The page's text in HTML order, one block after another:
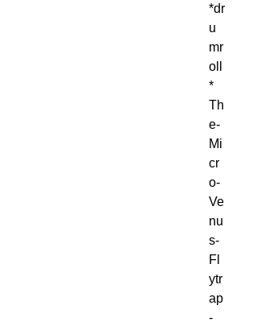
*dr
u
mr
oll
*
Th
e-
Mi
cr
o-
Ve
nu
s-
Fl
ytr
ap
-